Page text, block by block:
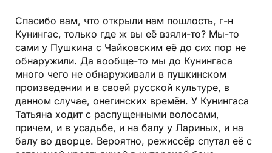
Спасибо вам, что открыли нам пошлость, г-н
Кунингас, только где ж вы её взяли-то? Мы-то
сами у Пушкина с Чайковским её до сих пор не
обнаружили. Да вообще-то мы до Кунингаса
много чего не обнаруживали в пушкинском
произведении и в своей русской культуре, в
данном случае, онегинских времён. У Кунингаса
Татьяна ходит с распущенными волосами,
причем, и в усадьбе, и на балу у Лариных, и на
балу во дворце. Вероятно, режиссёр спутал её с